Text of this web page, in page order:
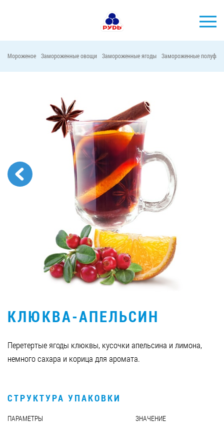
КОМПАНИЯ
ПОТРЕБИТЕЛЯМ
АКЦИИ
ПРЕСС-ЦЕНТР
ХОРЕКА
Тендерные закупки
Контакты
Вакансии
ЗАКАЗАТЬ ПРОДУКЦИЮ «РУДЬ»:
СТАТЬ ПАРТНЕРОМ
0412 48 28 17
0412 42 29 23
Мороженое Замороженные овощи Замороженные ягоды Замороженные
КЛЮКВА-АПЕЛЬСИН
Перетертые ягоды клюквы, кусочки апельсина и лимона,
немного сахара и корица для аромата.
СТРУКТУРА УПАКОВКИ
ПАРАМЕТРЫ ЗНАЧЕНИЕ